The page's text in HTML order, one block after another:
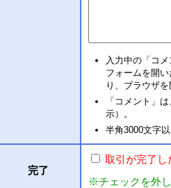
入力中の「コ
フォームを開
り、ブラウザ
「コメント」
示）。
半角3000文字
完了
取引が完了し
※チェックを外